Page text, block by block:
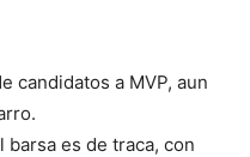
candidatos a MVP, aun
barsa es de traca, con